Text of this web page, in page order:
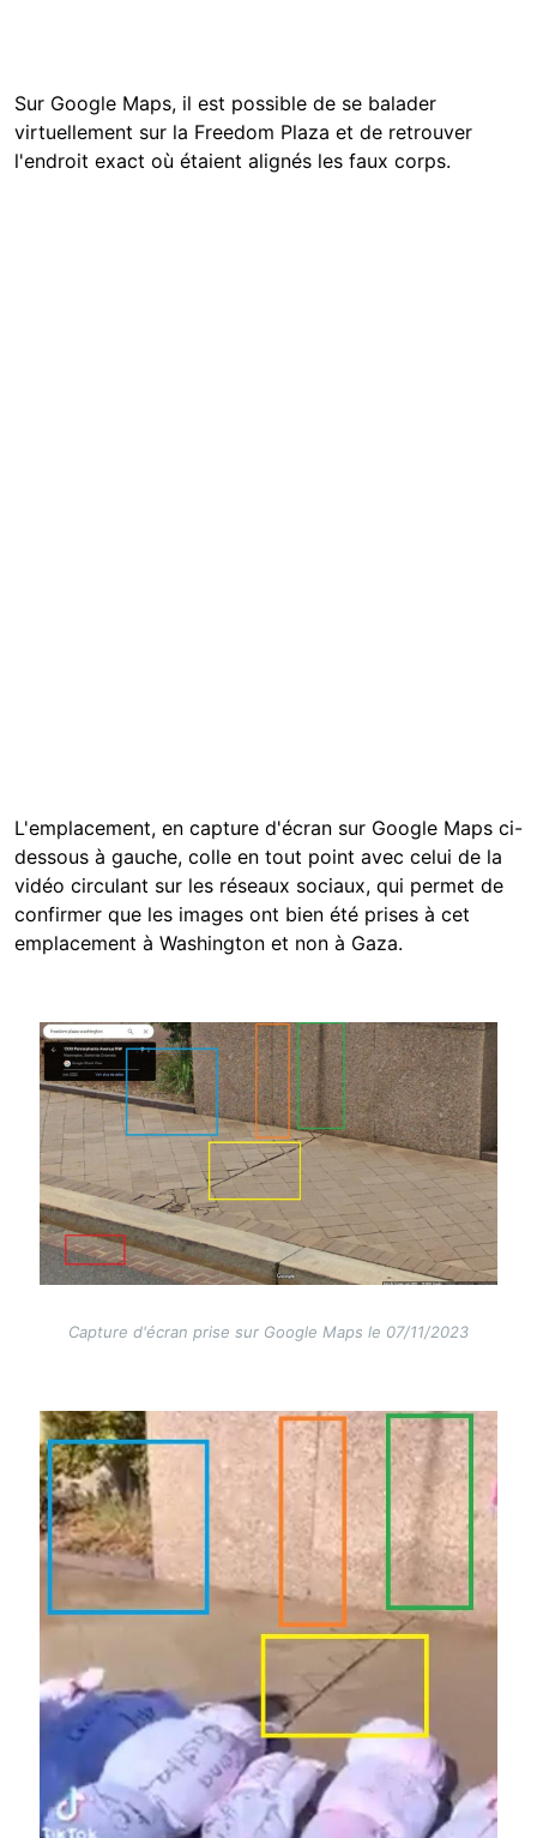
Sur Google Maps, il est possible de se balader
virtuellement sur la Freedom Plaza et de retrouver
l'endroit exact où étaient alignés les faux corps.
L'emplacement, en capture d'écran sur Google Maps ci-
dessous à gauche, colle en tout point avec celui de la
vidéo circulant sur les réseaux sociaux, qui permet de
confirmer que les images ont bien été prises à cet
emplacement à Washington et non à Gaza.
Image
Capture d'écran prise sur Google Maps le 07/11/2023
Image